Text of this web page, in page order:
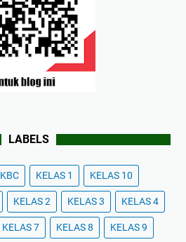
LABELS
KBC KELAS 1 KELAS 10
KELAS 2 KELAS 3 KELAS 4
KELAS 7 KELAS 8 KELAS 9